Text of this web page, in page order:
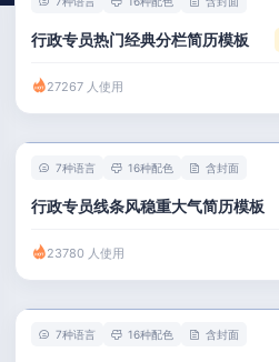
行政专员热门经典分栏简历模板
27267 人使用
7种语言 16种配色 含封面
行政专员线条风稳重大气简历模板
23780 人使用
7种语言 16种配色 含封面